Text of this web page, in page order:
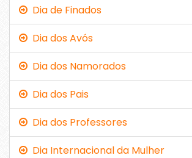
Dia de Finados
Dia dos Avós
Dia dos Namorados
Dia dos Pais
Dia dos Professores
Dia Internacional da Mulher